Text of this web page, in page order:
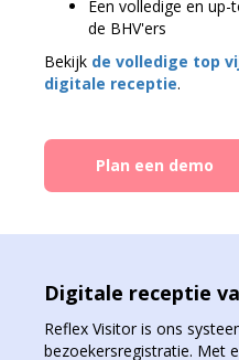
Een volledige en
de BHV'ers
Bekijk de volledige top
digitale receptie.
Plan een demo
Digitale receptie
Reflex Visitor is ons
bezoekersregistratie. Met